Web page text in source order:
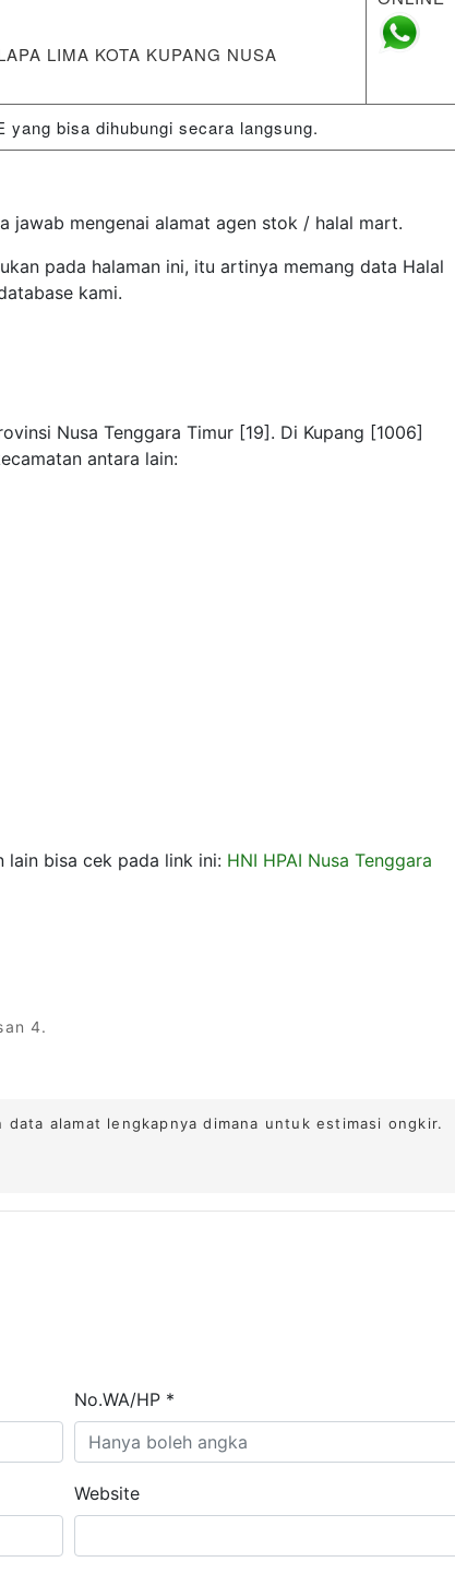
LIMA KOTA KUPANG NUSA
yang bisa dihubungi secara langsung.
jawab mengenai alamat agen stok / halal mart.
pada halaman ini, itu artinya memang data Halal
kami.
Nusa Tenggara Timur [19]. Di Kupang [1006]
antara lain:
lain bisa cek pada link ini: HNI HPAI Nusa Tenggara
4.
alamat lengkapnya dimana untuk estimasi ongkir.
No.WA/HP *
Website